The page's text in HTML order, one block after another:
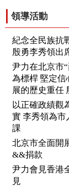
領導活動
紀念全民族抗
殷勇李秀領出
尹力在北京市
為標桿 堅定信
展的歷史重任
以正確政績觀
實 李秀領為市
課
北京市全面開
&&捐款
尹力會見香港
見